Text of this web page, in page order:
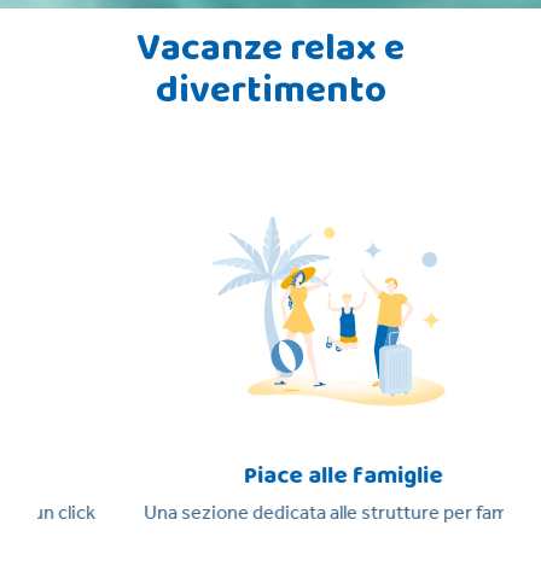
Vacanze relax e
divertimento
Piace alle famiglie
Una sezione dedicata alle strutture per famiglie